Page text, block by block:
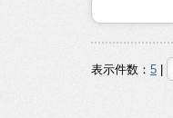
表示件数： 5